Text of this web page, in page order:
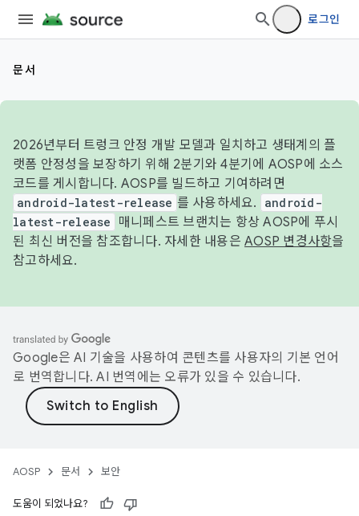
로그인
문서
2026년부터 트렁크 안정 개발 모델과 일치하고 생태계의 플
랫폼 안정성을 보장하기 위해 2분기와 4분기에 AOSP에 소스
코드를 게시합니다. AOSP를 빌드하고 기여하려면
android-latest-release 를 사용하세요.
android-
latest-release
매니페스트 브랜치는 항상 AOSP에 푸시
된 최신 버전을 참조합니다. 자세한 내용은 AOSP 변경사항을
참고하세요.
Google은 AI 기술을 사용하여 콘텐츠를 사용자의 기본 언어
로 번역합니다. AI 번역에는 오류가 있을 수 있습니다.
AOSP 문서 보안
도움이 되었나요?